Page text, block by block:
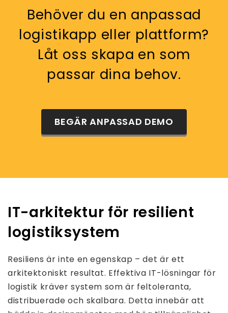
Behöver du en anpassad
logistikapp eller plattform?
Låt oss skapa en som
passar dina behov.
BEGÄR ANPASSAD DEMO
IT-arkitektur för resilient
logistiksystem
Resiliens är inte en egenskap – det är ett
arkitektoniskt resultat. Effektiva IT-lösningar för
logistik kräver system som är feltoleranta,
distribuerade och skalbara. Detta innebär att